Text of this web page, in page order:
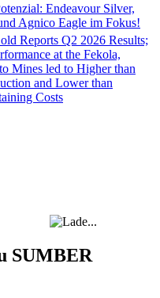
Endeavour Silver,
Agnico Eagle im Fokus!
Reports Q2 2026 Results;
at the Fekola,
Mines led to Higher than
and Lower than
Costs
SUMBER